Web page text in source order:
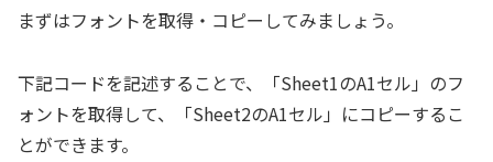
まずはフォントを取得・コピーしてみましょう。
下記コードを記述することで、「Sheet1のA1セル」のフ
ォントを取得して、「Sheet2のA1セル」にコピーするこ
とができます。